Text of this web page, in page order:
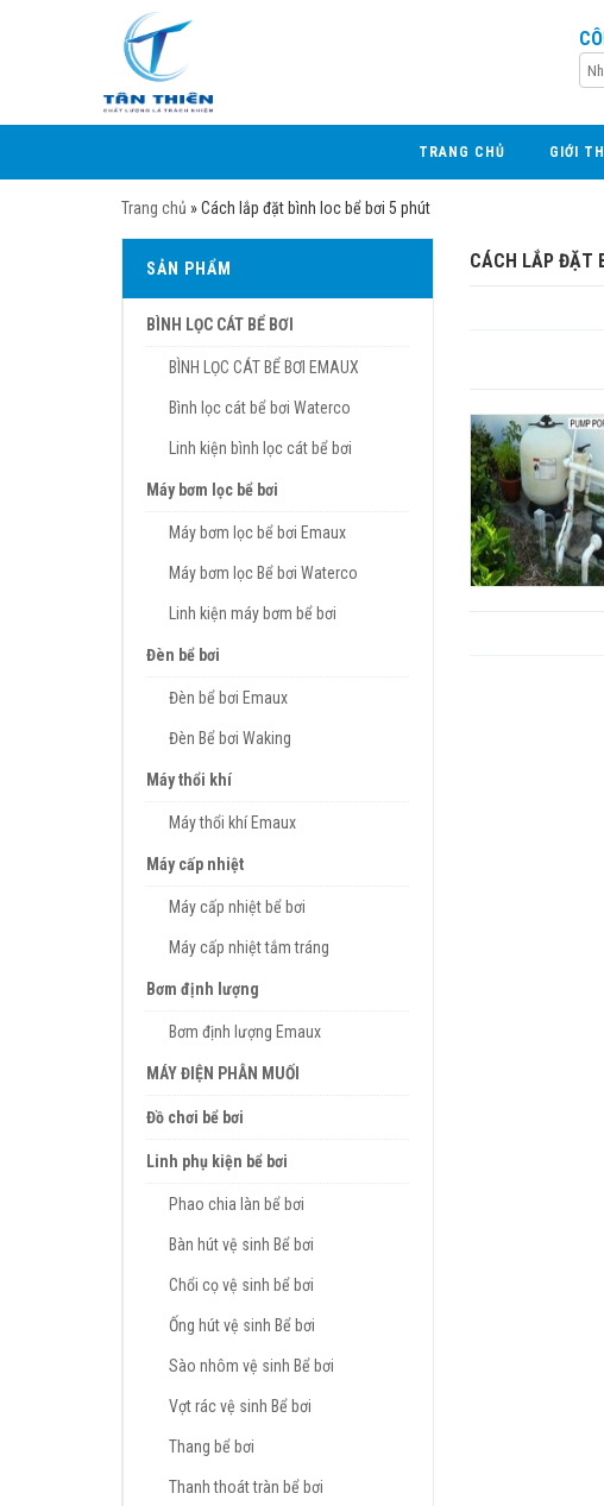
TRANG CHỦ GIỚI
Trang chủ »Cách lắp đặt bình loc bể bơi 5 phút
SẢN PHẨM
BÌNH LỌC CÁT BỂ BƠI
BÌNH LỌC CÁT BỂ BƠI EMAUX
Bình lọc cát bể bơi Waterco
Linh kiện bình lọc cát bể bơi
Máy bơm lọc bể bơi
Máy bơm lọc bể bơi Emaux
Máy bơm lọc Bể bơi Waterco
Linh kiện máy bơm bể bơi
Đèn bể bơi
Đèn bể bơi Emaux
Đèn Bể bơi Waking
Máy thổi khí
Máy thổi khí Emaux
Máy cấp nhiệt
Máy cấp nhiệt bể bơi
Máy cấp nhiệt tắm tráng
Bơm định lượng
Bơm định lượng Emaux
MÁY ĐIỆN PHÂN MUỐI
Đồ chơi bể bơi
Linh phụ kiện bể bơi
Phao chia làn bể bơi
Bàn hút vệ sinh Bể bơi
Chổi cọ vệ sinh bể bơi
Ống hút vệ sinh Bể bơi
Sào nhôm vệ sinh Bể bơi
Vợt rác vệ sinh Bể bơi
Thang bể bơi
Thanh thoát tràn bể bơi
CÁCH LẮP ĐẶT